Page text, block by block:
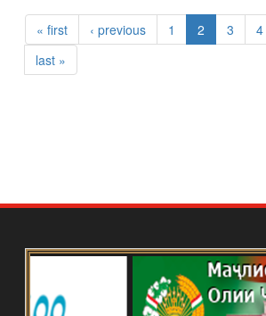
СТРАНИЦЫ
« first ‹ previous 1 2 3 4
last »